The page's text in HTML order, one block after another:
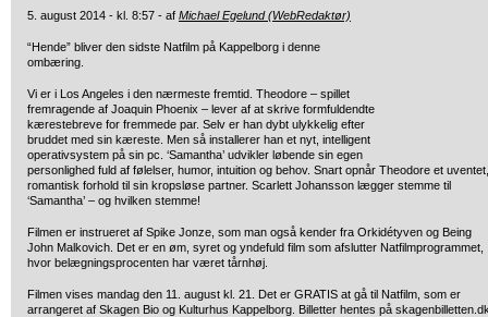
5. august 2014 - kl. 8:57 - af Michael Egelund (WebRedaktør)
“Hende” bliver den sidste Natfilm på Kappelborg i denne
ombæring.
Vi er i Los Angeles i den nærmeste fremtid. Theodore – spillet
fremragende af Joaquin Phoenix – lever af at skrive formfuldendte
kærestebreve for fremmede par. Selv er han dybt ulykkelig efter
bruddet med sin kæreste. Men så installerer han et nyt, intelligent
operativsystem på sin pc. ‘Samantha’ udvikler løbende sin egen
personlighed fuld af følelser, humor, intuition og behov. Snart opnår Theodore et uventet,
romantisk forhold til sin kropsløse partner. Scarlett Johansson lægger stemme til
‘Samantha’ – og hvilken stemme!
Filmen er instrueret af Spike Jonze, som man også kender fra Orkidétyven og Being
John Malkovich. Det er en øm, syret og yndefuld film som afslutter Natfilmprogrammet,
hvor belægningsprocenten har været tårnhøj.
Filmen vises mandag den 11. august kl. 21. Det er GRATIS at gå til Natfilm, som er
arrangeret af Skagen Bio og Kulturhus Kappelborg. Billetter hentes på